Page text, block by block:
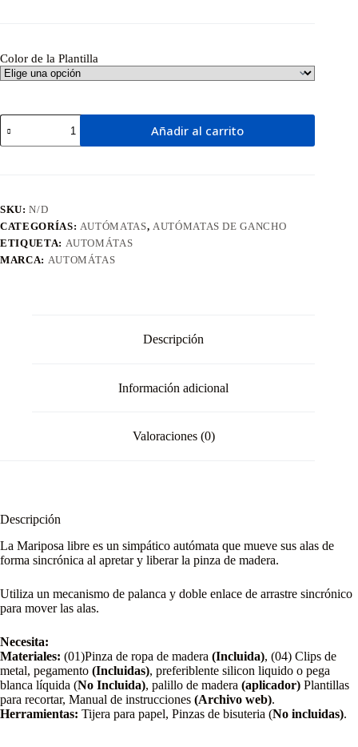
Color de la Plantilla
Mariposa
Libre
cantidad
Añadir al carrito
SKU:N/D
CATEGORÍAS: AUTÓMATAS, AUTÓMATAS DE GANCHO
ETIQUETA: AUTOMÁTAS
MARCA: AUTOMÁTAS
Descripción
Información adicional
Valoraciones (0)
Descripción
La Mariposa libre es un simpático autómata que mueve sus alas de
forma sincrónica al apretar y liberar la pinza de madera.
Utiliza un mecanismo de palanca y doble enlace de arrastre sincrónico
para mover las alas.
Necesita:
Materiales: (01)Pinza de ropa de madera (Incluida), (04) Clips de
metal, pegamento (Incluidas), preferiblente silicon liquido o pega
blanca líquida (No Incluida), palillo de madera (aplicador) Plantillas
para recortar, Manual de instrucciones (Archivo web).
Herramientas: Tijera para papel, Pinzas de bisuteria (No incluidas).